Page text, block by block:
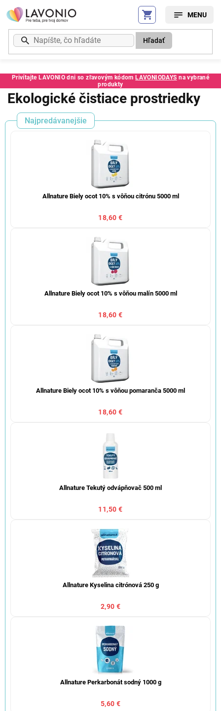
Prejsť
na
obsah
Privítajte LAVONIO dni so zľavovým kódom LAVONIODAYS na vybrané
produkty
Hľadať
Ekologické čistiace prostriedky
Najpredávanejšie
Allnature Biely ocot 10% s vôňou citrónu 5000 ml
18,60 €
Allnature Biely ocot 10% s vôňou malín 5000 ml
18,60 €
Allnature Biely ocot 10% s vôňou pomaranča 5000 ml
18,60 €
Allnature Tekutý odvápňovač 500 ml
11,50 €
Allnature Kyselina citrónová 250 g
2,90 €
Allnature Perkarbonát sodný 1000 g
5,60 €